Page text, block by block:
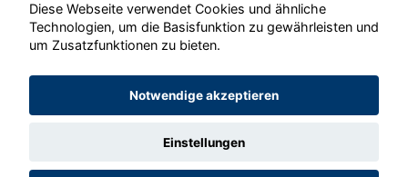
© konjunkturmotor.de GmbH 2020 - 2026
Diese Webseite verwendet Cookies und ähnliche
Technologien, um die Basisfunktion zu gewährleisten und
um Zusatzfunktionen zu bieten.
Notwendige akzeptieren
Einstellungen